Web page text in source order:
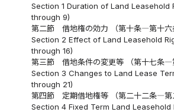
Section 1 Duration of Land Leasehold
through 9)
第二節 借地権の効力 （第十条―第十六
Section 2 Effect of Land Leasehold
through 16)
第三節 借地条件の変更等 （第十七条―
Section 3 Changes to Land Lease
through 21)
第四節 定期借地権等 （第二十二条―第
Section 4 Fixed Term Land Leasehold